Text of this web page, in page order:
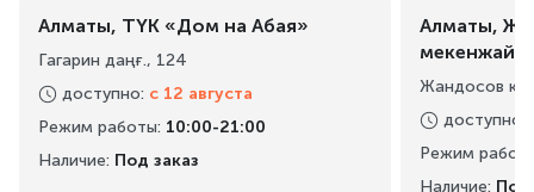
Быстрый нагрев за 70 секунд
Ваша универсальная паровая гладильная система «Все
в одном» готова к работе за считаные секунды,
чтобы вы могли привести одежду в порядок даже тогда,
когда времени совсем мало
Алматы, ТҮК «Дом на Абая»
Гагарин даңғ., 124
доступно: с 12 августа
Режим работы: 10:00-21:00
Наличие: Под заказ
Алматы,
Жандосов
доступно
Режим
Наличие: Под